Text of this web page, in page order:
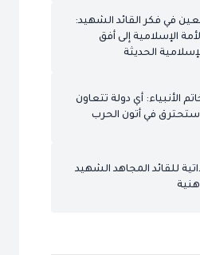
في فكر القائد الشهيد:
الإسلامية إلى أفق
الحديثة
الأنبياء: أي دولة تتعاون
ستحترق في أتون الحرب
للقائد المجاهد الشهيد